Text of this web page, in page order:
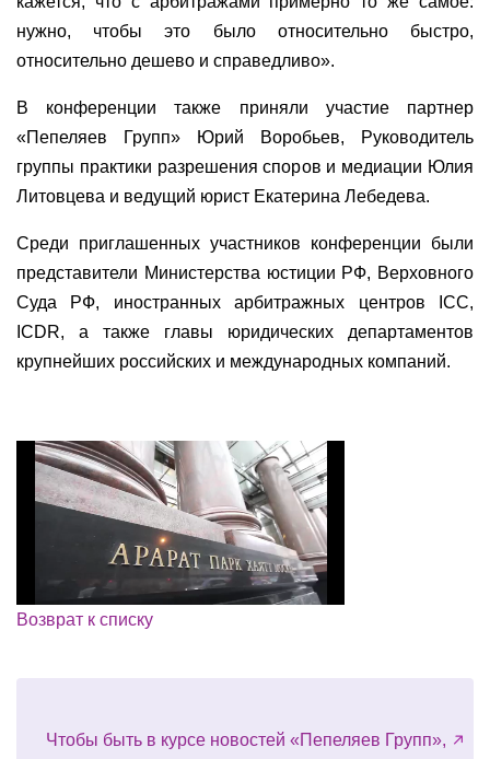
нужно, чтобы это было относительно быстро,
относительно дешево и справедливо».
В конференции также приняли участие партнер
«Пепеляев Групп» Юрий Воробьев, Руководитель
группы практики разрешения споров и медиации Юлия
Литовцева и ведущий юрист Екатерина Лебедева.
Среди приглашенных участников конференции были
представители Министерства юстиции РФ, Верховного
Суда РФ, иностранных арбитражных центров ICC,
ICDR, а также главы юридических департаментов
крупнейших российских и международных компаний.
Возврат к списку
Чтобы быть в курсе новостей «Пепеляев Групп»,